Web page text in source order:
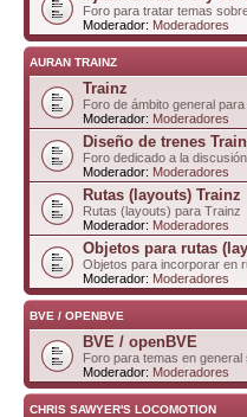
Foro para tratar temas
Moderador: Moderadores
AURAN TRAINZ
Trainz
Foro de ámbito general
Moderador: Moderadores
Diseño de trenes
Foro dedicado a la
Moderador: Moderadores
Rutas (layouts) Trainz
Rutas (layouts) para Trainz
Moderador: Moderadores
Objetos para rutas
Objetos para incorporar en
Moderador: Moderadores
BVE / OPENBVE
BVE / openBVE
Foro para temas en
Moderador: Moderadores
CHRIS SAWYER'S LOCOMOTION